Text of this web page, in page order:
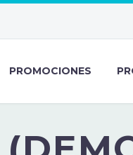
PROMOCIONES